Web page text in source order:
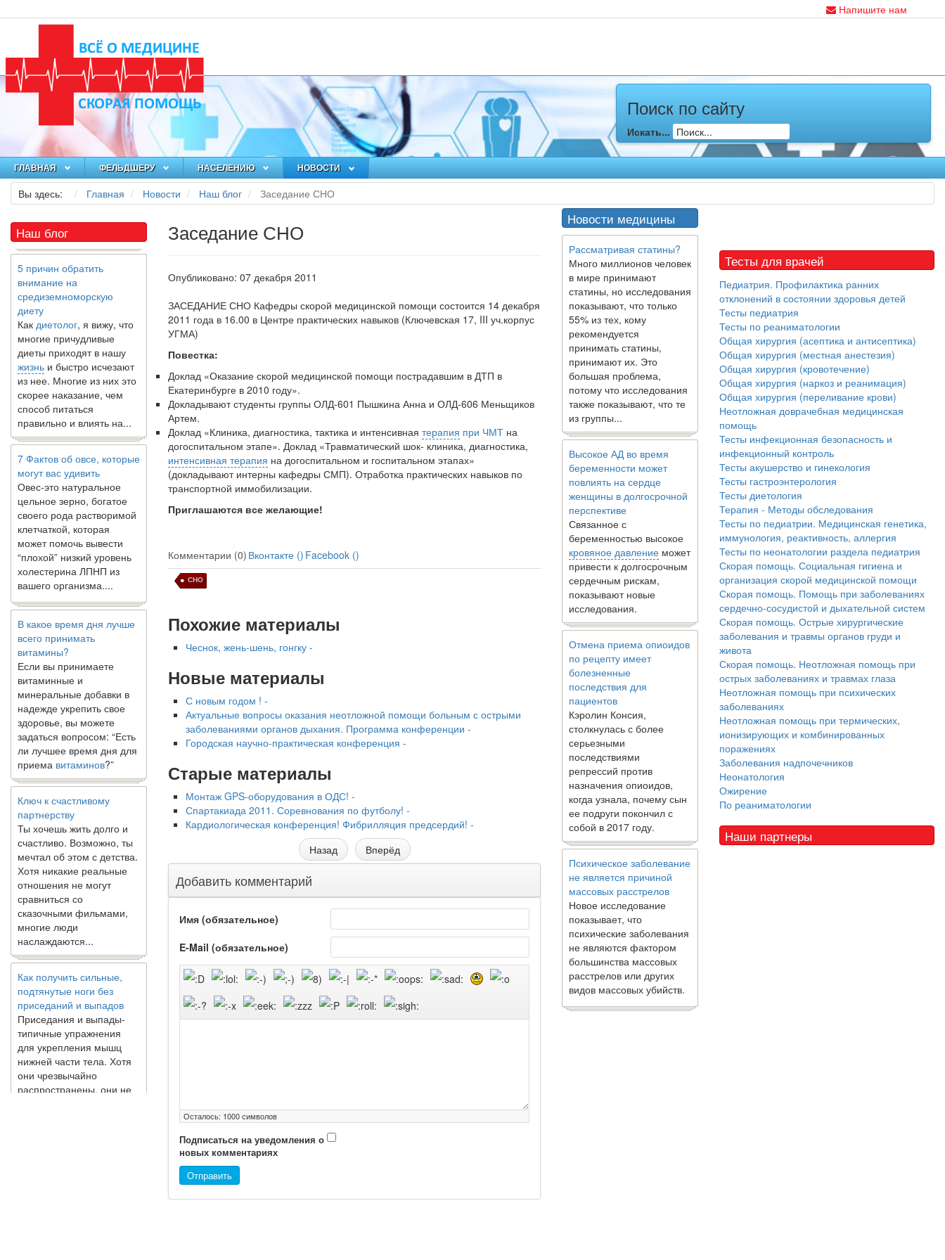
Напишите нам
Поиск по сайту
Искать...
ГЛАВНАЯ ФЕЛЬДШЕРУ НАСЕЛЕНИЮ НОВОСТИ
Вы здесь: Главная Новости Наш блог Заседание СНО
Наш блог
Как я заболел во время
Это странная ситуация:
вы соблюдали все меры
предосторожности
COVID-19 (вы почти все
время дома), но, тем не
менее, вы каким-то
образом простудились.
Вы можете задаться...
5 причин обратить
внимание на
средиземноморскую
диету
Какдиетолог
многие причудливые
диеты приходят в нашу
жизньи быстро исчезают
из нее. Многие из них это
скорее наказание, чем
способ питаться
правильно и влиять на...
7 Фактов об овсе, которые
могут вас удивить
Овес-это натуральное
цельное зерно, богатое
своего рода растворимой
клетчаткой, которая
может помочь вывести
“плохой” низкий уровень
холестерина ЛПНП из
вашего организма....
В какое время дня лучше
всего принимать
витамины?
Если вы принимаете
витаминные и
минеральные добавки в
надежде укрепить свое
здоровье, вы можете
задаться вопросом: “Есть
ли лучшее время дня для
приемавитаминов?”
Ключ к счастливому
партнерству
Ты хочешь жить долго и
счастливо. Возможно, ты
мечтал об этом с детства.
Хотя никакие реальные
отношения не могут
сравниться со
сказочными фильмами,
многие люди
наслаждаются...
Как получить сильные,
подтянутые ноги без
приседаний и выпадов
Приседания и выпады-
типичные упражнения
для укрепления мышц
нижней части тела. Хотя
они чрезвычайно
распространены, они не
могут быть безопасным
Заседание СНО
Опубликовано: 07 декабря 2011
ЗАСЕДАНИЕ СНО Кафедры скорой медицинской помощи состоится 14 декабря
2011 года в 16.00 в Центре практических навыков (Ключевская 17, III уч.корпус
УГМА)
Повестка:
Доклад «Оказание скорой медицинской помощи пострадавшим в ДТП в
Екатеринбурге в 2010 году».
Докладывают студенты группы ОЛД-601 Пышкина Анна и ОЛД-606 Меньщиков
Артем.
Доклад «Клиника, диагностика, тактика и интенсивная терапия при ЧМТ на
догоспитальном этапе». Доклад «Травматический шок- клиника, диагностика,
интенсивная терапия на догоспитальном и госпитальном этапах»
(докладывают интерны кафедры СМП). Отработка практических навыков по
транспортной иммобилизации.
Приглашаются все желающие!
Комментарии (0) Вконтакте () Facebook ()
СНО
Похожие материалы
Чеснок, жень-шень, гонгку -
Новые материалы
С новым годом ! -
Актуальные вопросы оказания неотложной помощи больным с острыми
заболеваниями органов дыхания. Программа конференции -
Городская научно-практическая конференция -
Старые материалы
Монтаж GPS-оборудования в ОДС! -
Спартакиада 2011. Соревнования по футболу! -
Кардиологическая конференция! Фибрилляция предсердий! -
Назад
Вперёд
Добавить комментарий
Имя (обязательное)
E-Mail (обязательное)
Осталось: 1000символов
Подписаться на уведомления о
новых комментариях
Отправить
Новости медицины
Рассматривая статины?
Много миллионов человек
в мире принимают
статины, но исследования
показывают, что только
55% из тех, кому
рекомендуется
принимать статины,
принимают их. Это
большая проблема,
потому что исследования
также показывают, что те
из группы...
Высокое АД во время
беременности может
повлиять на сердце
женщины в долгосрочной
перспективе
Связанное с
беременностью высокое
кровяное давление может
привести к долгосрочным
сердечным рискам,
показывают новые
исследования.
Отмена приема опиоидов
по рецепту имеет
болезненные
последствия для
пациентов
Кэролин Консия,
столкнулась с более
серьезными
последствиями
репрессий против
назначения опиоидов,
когда узнала, почему сын
ее подруги покончил с
собой в 2017 году.
Психическое заболевание
не является причиной
массовых расстрелов
Новое исследование
показывает, что
психические заболевания
не являются фактором
большинства массовых
расстрелов или других
видов массовых убийств.
Тесты для врачей
Педиатрия. Профилактика ранних
отклонений в состоянии здоровья детей
Тесты педиатрия
Тесты по реаниматологии
Общая хирургия (асептика и антисептика)
Общая хирургия (местная анестезия)
Общая хирургия (кровотечение)
Общая хирургия (наркоз и реанимация)
Общая хирургия (переливание крови)
Неотложная доврачебная медицинская
помощь
Тесты инфекционная безопасность и
инфекционный контроль
Тесты акушерство и гинекология
Тесты гастроэнтерология
Тесты диетология
Терапия - Методы обследования
Тесты по педиатрии. Медицинская генетика,
иммунология, реактивность, аллергия
Тесты по неонатологии раздела педиатрия
Скорая помощь. Социальная гигиена и
организация скорой медицинской помощи
Скорая помощь. Помощь при заболеваниях
сердечно-сосудистой и дыхательной систем
Скорая помощь. Острые хирургические
заболевания и травмы органов груди и
живота
Скорая помощь. Неотложная помощь при
острых заболеваниях и травмах глаза
Неотложная помощь при психических
заболеваниях
Неотложная помощь при термических,
ионизирующих и комбинированных
поражениях
Заболевания надпочечников
Неонатология
Ожирение
По реаниматологии
Наши партнеры